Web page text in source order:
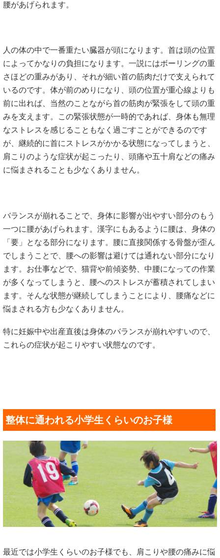
腰があげられます。
人の体の中で一番重たい臓器が頭になります。首は頭の位置
によってかなりの負担になります。一説にはボーリングの重
さほどの重みがあり、それが細い首の筋肉だけで支えられて
いるのです。体が前のめりになり、頭の位置が重心線よりも
前に出れば、当然のことながら首の筋肉が緊張をして頭の重
みを支えます。この緊張状態が一時的であれば、身体も無理
なストレスを感じることもなく過ごすことができるのです
が、継続的に首にストレスがかかる状態になってしまうと、
肩こりのような症状が起こったり、頭痛や五十肩などの痛み
に悩まされることも少なくありません。
バランスが崩れることで、身体に影響が出やすい部分のもう
一つに腰があげられます。漢字にもあるように腰は、身体の
「要」となる部分になります。腰に直接関係する骨盤が歪ん
でしまうことで、腰への影響は避けては通れない部分になり
ます。お仕事などで、猫背や前傾姿勢、中腰になっての作業
が多くなってしまうと、腰へのストレスが蓄積されてしまい
ます。そんな状態が継続してしまうことにより、腰痛などに
悩まされる方も少なくありません。
特に妊娠中や出産直後は身体のバランスが崩れやすいので、
これらの症状が起こりやすい状態なのです。
整体に通われる小学生くらいのお子様
最近では小学生くらいのお子様でも、肩こりや腰の痛みに悩